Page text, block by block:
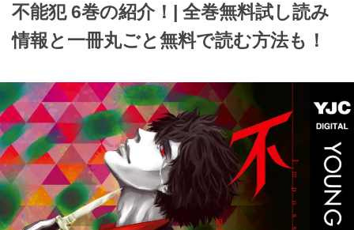
不能犯 6巻の紹介！| 全巻無料試し読み
情報と一冊丸ごと無料で読む方法も！